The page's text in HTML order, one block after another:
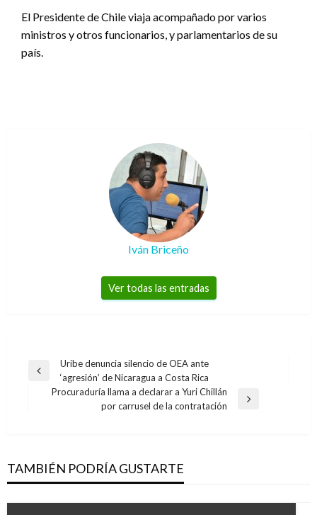
El Presidente de Chile viaja acompañado por varios
ministros y otros funcionarios, y parlamentarios de su
país.
Iván Briceño
Ver todas las entradas
Navegación
Entrada
anterior
Uribe denuncia silencio de OEA ante
‘agresión’ de Nicaragua a Costa Rica
Procuraduría llama a declarar a Yuri Chillán
por carrusel de la contratación
TAMBIÉN PODRÍA GUSTARTE